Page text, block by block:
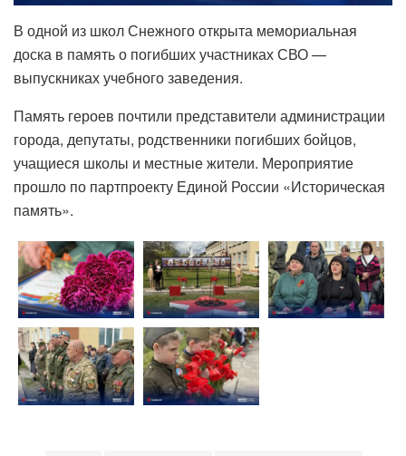
В одной из школ Снежного открыта мемориальная
доска в память о погибших участниках СВО —
выпускниках учебного заведения.
Память героев почтили представители администрации
города, депутаты, родственники погибших бойцов,
учащиеся школы и местные жители. Мероприятие
прошло по партпроекту Единой России «Историческая
память».